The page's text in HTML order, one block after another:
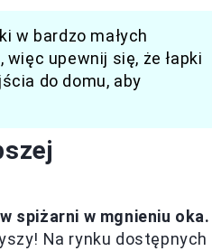
w bardzo małych
upewnij się, że łapki
do domu, aby
spiżarni w mgnieniu oka.
Na rynku dostępnych